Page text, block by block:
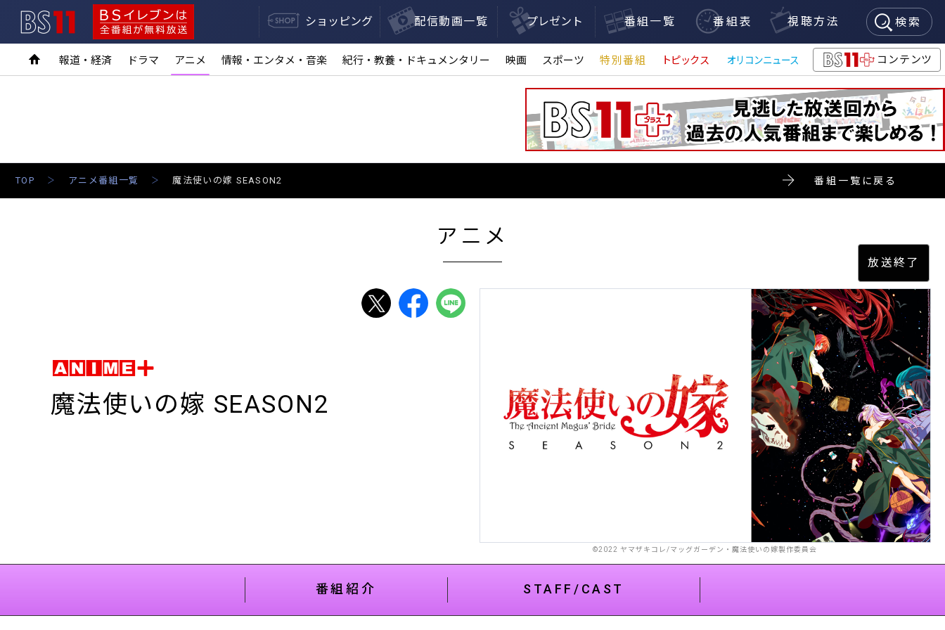
BSイレブンは全番組が無料放送
ショッピング 配信動画一覧 プレゼント 番組一覧 番組表 視聴方法 検索
報道・経済 ドラマ アニメ 情報・エンタメ・音楽 紀行・教養・ドキュメンタリー 映画 スポーツ 特別番組 トピックス
オリコンニュース
BS11+
コンテンツ
TOP アニメ番組一覧 魔法使いの嫁 SEASON2 番組一覧に戻る
アニメ
©2022 ヤマザキコレ/マッグガーデン・魔法使いの嫁製作委員会
魔法使いの嫁 SEASON2
番組紹介 STAFF/CAST